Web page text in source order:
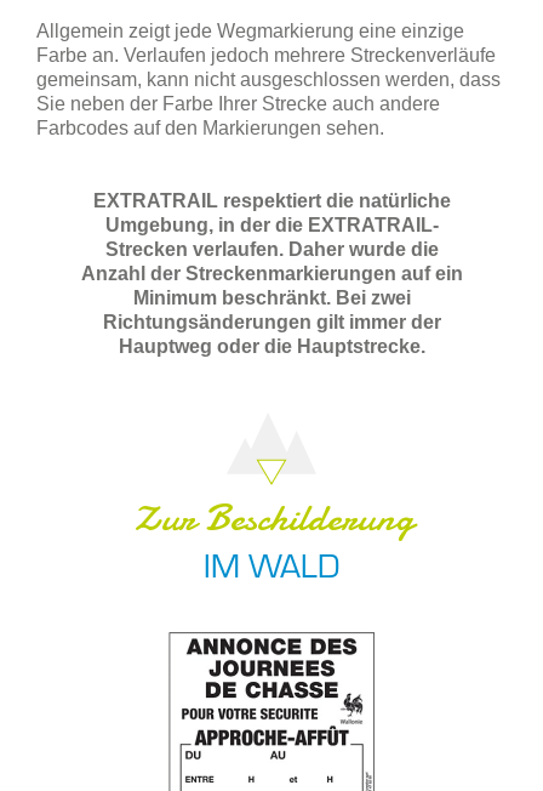
Allgemein zeigt jede Wegmarkierung eine einzige
Farbe an. Verlaufen jedoch mehrere Streckenverläufe
gemeinsam, kann nicht ausgeschlossen werden, dass
Sie neben der Farbe Ihrer Strecke auch andere
Farbcodes auf den Markierungen sehen.
EXTRATRAIL respektiert die natürliche
Umgebung, in der die EXTRATRAIL-
Strecken verlaufen. Daher wurde die
Anzahl der Streckenmarkierungen auf ein
Minimum beschränkt. Bei zwei
Richtungsänderungen gilt immer der
Hauptweg oder die Hauptstrecke.
Zur Beschilderung
IM WALD